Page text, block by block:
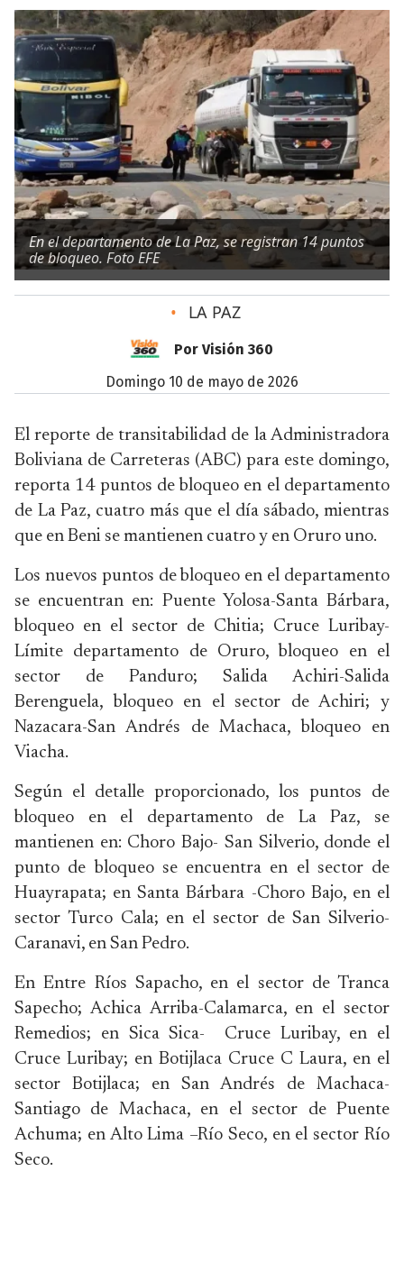
En el departamento de La Paz, se registran 14 puntos
de bloqueo. Foto EFE
• LA PAZ
Por Visión 360
domingo 10 de mayo de 2026
El reporte de transitabilidad de la Administradora
Boliviana de Carreteras (ABC) para este domingo,
reporta 14 puntos de bloqueo en el departamento
de La Paz, cuatro más que el día sábado, mientras
que en Beni se mantienen cuatro y en Oruro uno.
Los nuevos puntos de bloqueo en el departamento
se encuentran en: Puente Yolosa-Santa Bárbara,
bloqueo en el sector de Chitia; Cruce Luribay-
Límite departamento de Oruro, bloqueo en el
sector de Panduro; Salida Achiri-Salida
Berenguela, bloqueo en el sector de Achiri; y
Nazacara-San Andrés de Machaca, bloqueo en
Viacha.
Según el detalle proporcionado, los puntos de
bloqueo en el departamento de La Paz, se
mantienen en: Choro Bajo- San Silverio, donde el
punto de bloqueo se encuentra en el sector de
Huayrapata; en Santa Bárbara -Choro Bajo, en el
sector Turco Cala; en el sector de San Silverio-
Caranavi, en San Pedro.
En Entre Ríos Sapacho, en el sector de Tranca
Sapecho; Achica Arriba-Calamarca, en el sector
Remedios; en Sica Sica- Cruce Luribay, en el
Cruce Luribay; en Botijlaca Cruce C Laura, en el
sector Botijlaca; en San Andrés de Machaca-
Santiago de Machaca, en el sector de Puente
Achuma; en Alto Lima –Río Seco, en el sector Río
Seco.